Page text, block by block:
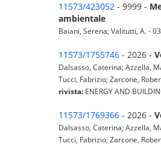
11573/423052 - 9999 -
ambientale
Baiani, Serena; Valitutti, A. -
11573/1755746 - 2026 -
Dalsasso, Caterina; Azzella,
Tucci, Fabrizio; Zarcone,
rivista: ENERGY AND
11573/1769366 - 2026 -
Dalsasso, Caterina; Azzella,
Tucci, Fabrizio; Zarcone,